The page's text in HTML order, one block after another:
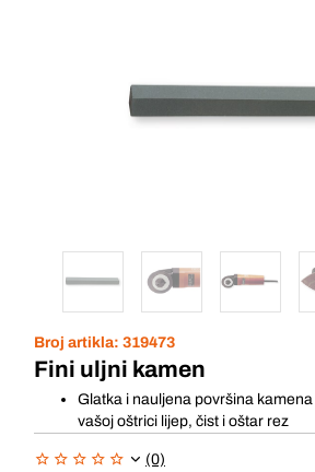
Broj artikla: 319473
Fini uljni kamen
Glatka i nauljena površina
vašoj oštrici lijep, čist i oštar rez
(0)